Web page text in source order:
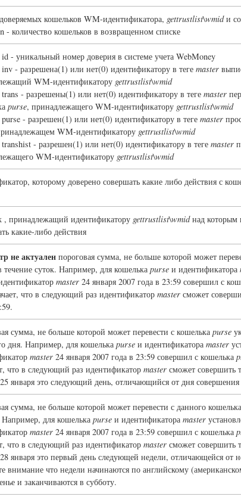
кошельков WM-идентификатора, gettrustlist\wmidи
- количество кошельков в возвращенном списке
id - уникальный номер доверия в системе учета WebMoney
inv - разрешена(1) или нет(0) идентификатору в теге master
WM-идентификатору gettrustlist\wmid
trans - разрешены(1) или нет(0) идентификатору в теге master
purse, принадлежащего WM-идентификатору gettrustlist\wmid
purse - разрешен(1) или нет(0) идентификатору в теге master
WM-идентификатору gettrustlist\wmid
transhist - разрешен(1) или нет(0) идентификатору в теге master
WM-идентификатору gettrustlist\wmid
которому доверено совершать какие либо действия с
, принадлежащий идентификатору gettrustlist\wmidнад которым
какие-либо действия
не актуален пороговая сумма, не больше которой может
течение суток. Например, для кошелька purse и идентификатора
master 24 января 2007 года в 23:59 совершил с
что в следующий раз идентификатор master сможет
сумма, не больше которой может перевести с кошелька purse
дня. Например, для кошелька purse и идентификатора master
master 24 января 2007 года в 23:59 совершил с кошелька
что в следующий раз идентификатор master сможет совершить
января это следующий день, отличающийся от дня
сумма, не больше которой может перевести с данного
для кошелька purse и идентификатора master
master 24 января 2007 года в 23:59 совершил с кошелька
что в следующий раз идентификатор master сможет совершить
января это первый день следующей недели, отличающейся
внимание что недели начинаются по английскому
и заканчиваются в субботу.